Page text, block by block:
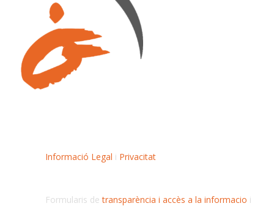
Informació Legal i Privacitat
Formularis detransparència i accès a la informacio i